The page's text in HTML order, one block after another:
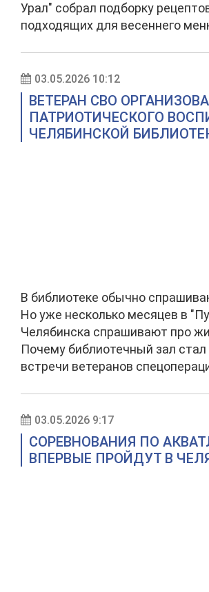
Урал" собрал подборку
подходящих для весеннего
03.05.2026 10:12
ВЕТЕРАН СВО
ПАТРИОТИЧЕСКОГО
ЧЕЛЯБИНСКОЙ
В библиотеке обычно
Но уже несколько месяцев в
Челябинска спрашивают про
Почему библиотечный зал
встречи ветеранов
03.05.2026 9:17
СОРЕВНОВАНИЯ ПО
ВПЕРВЫЕ ПРОЙДУТ В